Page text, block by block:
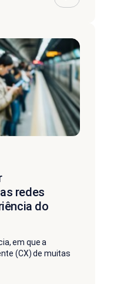
redes
do
em que a
(CX) de muitas